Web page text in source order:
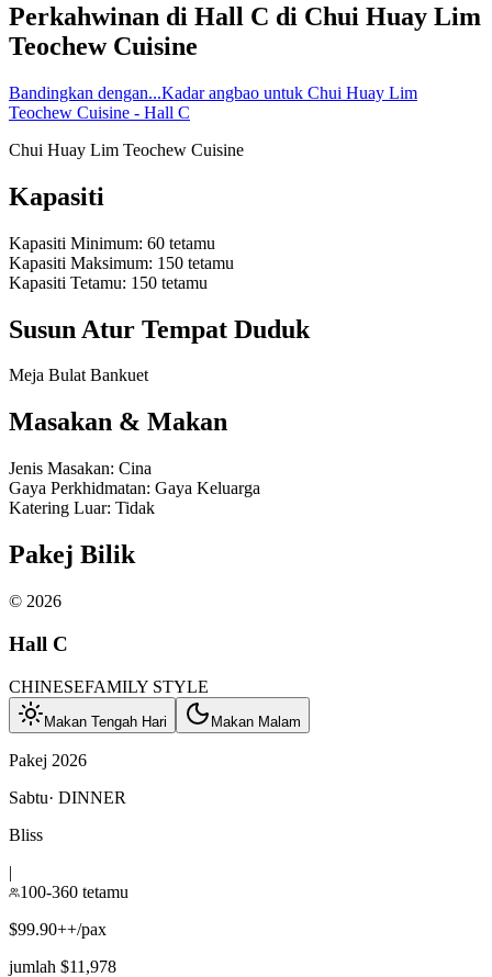
Perkahwinan di Hall C di Chui Huay Lim
Teochew Cuisine
Bandingkan dengan...Kadar angbao untuk Chui Huay Lim
Teochew Cuisine - Hall C
Chui Huay Lim Teochew Cuisine
Kapasiti
Kapasiti Minimum: 60 tetamu
Kapasiti Maksimum: 150 tetamu
Kapasiti Tetamu: 150 tetamu
Susun Atur Tempat Duduk
Meja Bulat Bankuet
Masakan & Makan
Jenis Masakan: Cina
Gaya Perkhidmatan: Gaya Keluarga
Katering Luar: Tidak
Pakej Bilik
© 2026
Hall C
CHINESEFAMILY STYLE
Makan Tengah Hari Makan Malam
Pakej 2026
Sabtu· DINNER
Bliss
|
100-360 tetamu
$99.90++/pax
jumlah $11,978